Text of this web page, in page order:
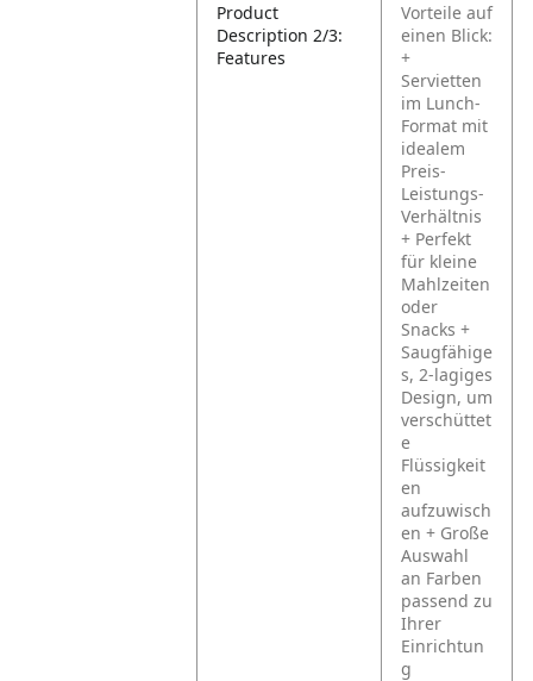
Product
Description 2/3:
Features
Vorteile auf
einen Blick:
+
Servietten
im Lunch-
Format mit
idealem
Preis-
Leistungs-
Verhältnis
+ Perfekt
für kleine
Mahlzeiten
oder
Snacks +
Saugfähige
s, 2-lagiges
Design, um
verschüttet
e
Flüssigkeit
en
aufzuwisch
en + Große
Auswahl
an Farben
passend zu
Ihrer
Einrichtun
g